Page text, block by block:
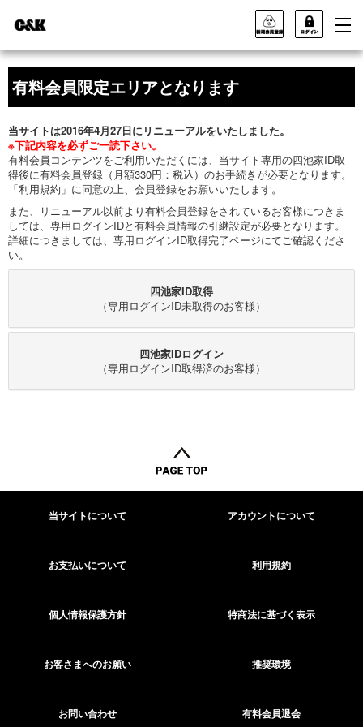
有料会員限定エリアとなります
当サイトは2016年4月27日にリニューアルをいたしました。
※下記内容を必ずご一読下さい。
有料会員コンテンツをご利用いただくには、当サイト専用の四池家ID取
得後に有料会員登録（月額330円：税込）のお手続きが必要となります。
「利用規約」に同意の上、会員登録をお願いいたします。
また、リニューアル以前より有料会員登録をされているお客様につきま
しては、専用ログインIDと有料会員情報の引継設定が必要となります。
詳細につきましては、専用ログインID取得完了ページにてご確認くださ
い。
四池家ID取得
（専用ログインID未取得のお客様）
四池家IDログイン
（専用ログインID取得済のお客様）
当サイトについて アカウントについて
お支払いについて 利用規約
個人情報保護方針 特商法に基づく表示
お客さまへのお願い 推奨環境
お問い合わせ 有料会員退会